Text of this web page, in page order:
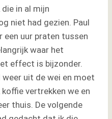
in al mijn
niet had gezien. Paul
een uur praten tussen
waar het
effect is bijzonder.
uit de wei en moet
koffie vertrekken we en
thuis. De volgende